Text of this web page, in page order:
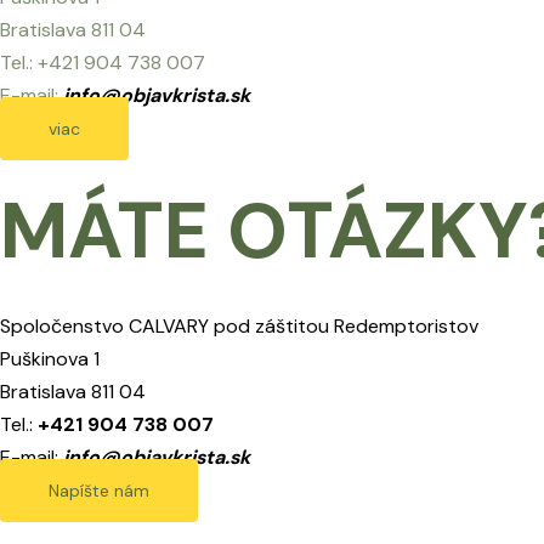
Bratislava 811 04
Tel.: +421 904 738 007
E-mail:info@objavkrista.sk
viac
MÁTE
Spoločenstvo CALVARY pod záštitou Redemptoristov
Puškinova 1
Bratislava 811 04
Tel.: +421 904 738 007
E-mail:info@objavkrista.sk
Napíšte nám